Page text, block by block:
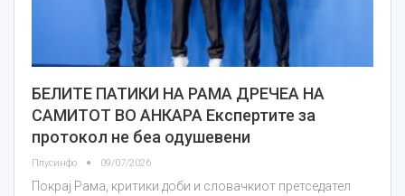
БЕЛИТЕ ПАТИКИ НА РАМА ДРЕЧЕА НА
САМИТОТ ВО АНКАРА Експертите за
протокол не беа одушевени
Плусинфо 09/07/2026
Покрај Рама, критики доби и словачкиот претседател